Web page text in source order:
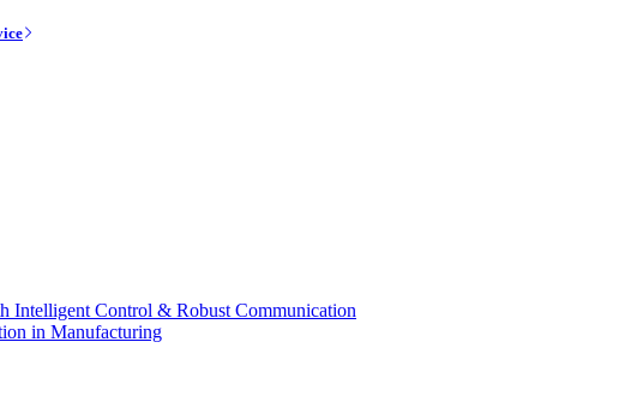
Intelligent Control & Robust Communication
in Manufacturing